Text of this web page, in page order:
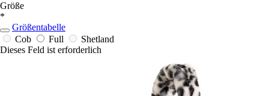
Größe
*
Größentabelle
Cob
Full
Shetland
Dieses Feld ist erforderlich